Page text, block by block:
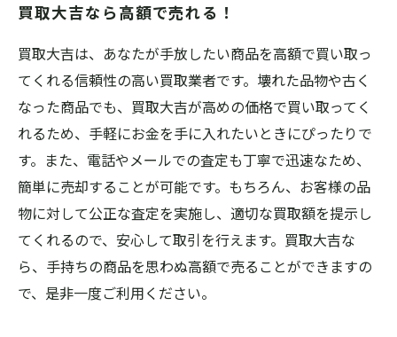
買取大吉なら高額で売れる！
買取大吉は、あなたが手放したい商品を高額で買い取っ
てくれる信頼性の高い買取業者です。壊れた品物や古く
なった商品でも、買取大吉が高めの価格で買い取ってく
れるため、手軽にお金を手に入れたいときにぴったりで
す。また、電話やメールでの査定も丁寧で迅速なため、
簡単に売却することが可能です。もちろん、お客様の品
物に対して公正な査定を実施し、適切な買取額を提示し
てくれるので、安心して取引を行えます。買取大吉な
ら、手持ちの商品を思わぬ高額で売ることができますの
で、是非一度ご利用ください。